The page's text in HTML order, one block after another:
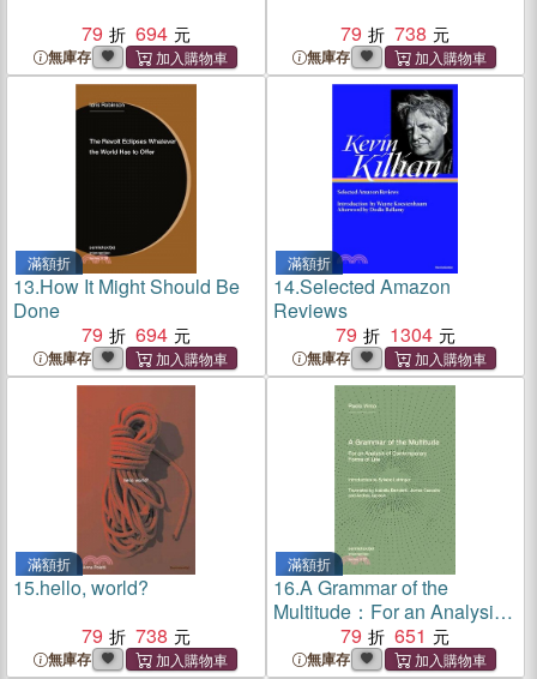
79
694
無庫存
79
738
無庫存
滿額折
13.How It Might Should Be
Done
79
694
無庫存
滿額折
14.Selected Amazon
Reviews
79
1304
無庫存
滿額折
15.hello, world?
79
738
無庫存
滿額折
16.A Grammar of the
Multitude：For an Analysis
of Contemporary Forms of
Life
79 651
無庫存